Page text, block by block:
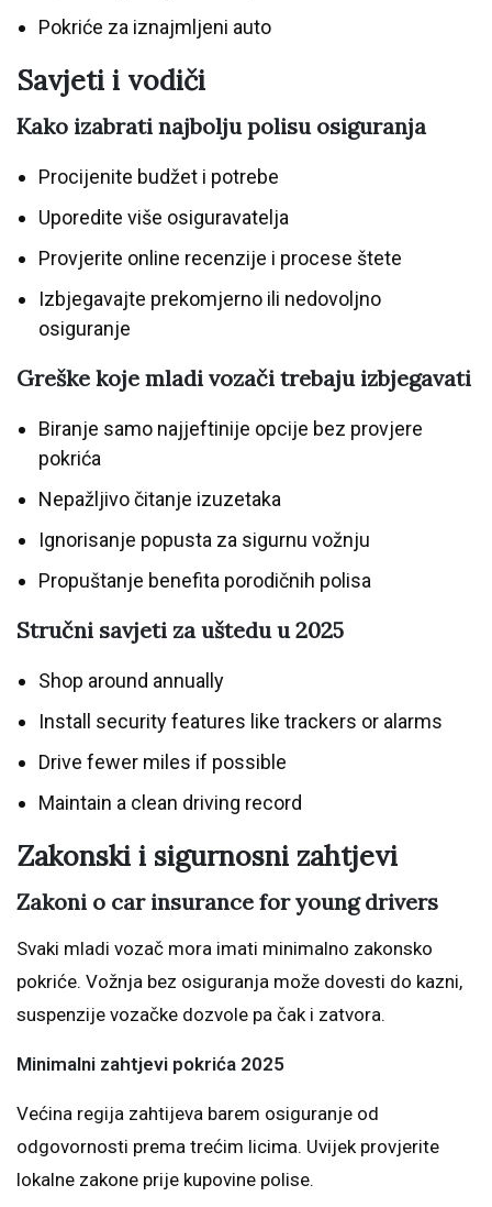
Pokriće za iznajmljeni auto
Savjeti i vodiči
Kako izabrati najbolju polisu osiguranja
Procijenite budžet i potrebe
Uporedite više osiguravatelja
Provjerite online recenzije i procese štete
Izbjegavajte prekomjerno ili nedovoljno
osiguranje
Greške koje mladi vozači trebaju izbjegavati
Biranje samo najjeftinije opcije bez provjere
pokrića
Nepažljivo čitanje izuzetaka
Ignorisanje popusta za sigurnu vožnju
Propuštanje benefita porodičnih polisa
Stručni savjeti za uštedu u 2025
Shop around annually
Install security features like trackers or alarms
Drive fewer miles if possible
Maintain a clean driving record
Zakonski i sigurnosni zahtjevi
Zakoni o car insurance for young drivers
Svaki mladi vozač mora imati minimalno zakonsko
pokriće. Vožnja bez osiguranja može dovesti do kazni,
suspenzije vozačke dozvole pa čak i zatvora.
Minimalni zahtjevi pokrića 2025
Većina regija zahtijeva barem osiguranje od
odgovornosti prema trećim licima. Uvijek provjerite
lokalne zakone prije kupovine polise.